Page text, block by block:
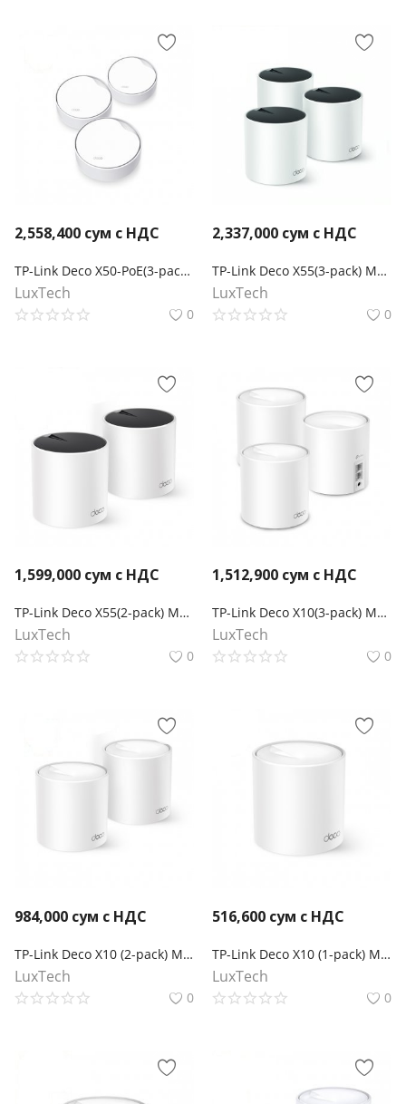
2,558,400 сум с НДС
TP-Link Deco X50-PoE(3-pack) Mesh-система AX3000 с поддержкой PoE
LuxTech
0
2,337,000 сум с НДС
TP-Link Deco X55(3-pack) Mesh-система AX3000
LuxTech
0
1,599,000 сум с НДС
TP-Link Deco X55(2-pack) Mesh-система AX3000
LuxTech
0
1,512,900 сум с НДС
TP-Link Deco X10(3-pack) Mesh-система AX1500
LuxTech
0
984,000 сум с НДС
TP-Link Deco X10 (2-pack) Mesh-система AX1500
LuxTech
0
516,600 сум с НДС
TP-Link Deco X10 (1-pack) Mesh-модуль AX1500
LuxTech
0